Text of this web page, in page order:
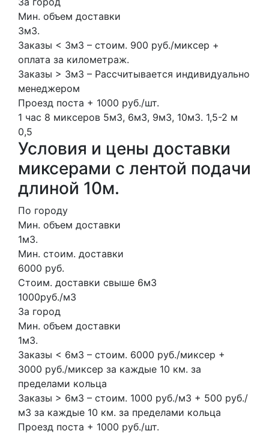
Мин. объем доставки
3м3.
Заказы < 3м3 – стоим. 900 руб./миксер +
оплата за километраж.
Заказы > 3м3 – Рассчитывается индивидуально
менеджером
Проезд поста + 1000 руб./шт.
1 час 8 миксеров 5м3, 6м3, 9м3, 10м3. 1,5-2 м
0,5
Условия и цены доставки
миксерами с лентой подачи
длиной 10м.
По городу
Мин. объем доставки
1м3.
Мин. стоим. доставки
6000 руб.
Стоим. доставки свыше 6м3
1000руб./м3
За город
Мин. объем доставки
1м3.
Заказы < 6м3 – стоим. 6000 руб./миксер +
3000 руб./миксер за каждые 10 км. за
пределами кольца
Заказы > 6м3 – стоим. 1000 руб./м3 + 500 руб./
м3 за каждые 10 км. за пределами кольца
Проезд поста + 1000 руб./шт.